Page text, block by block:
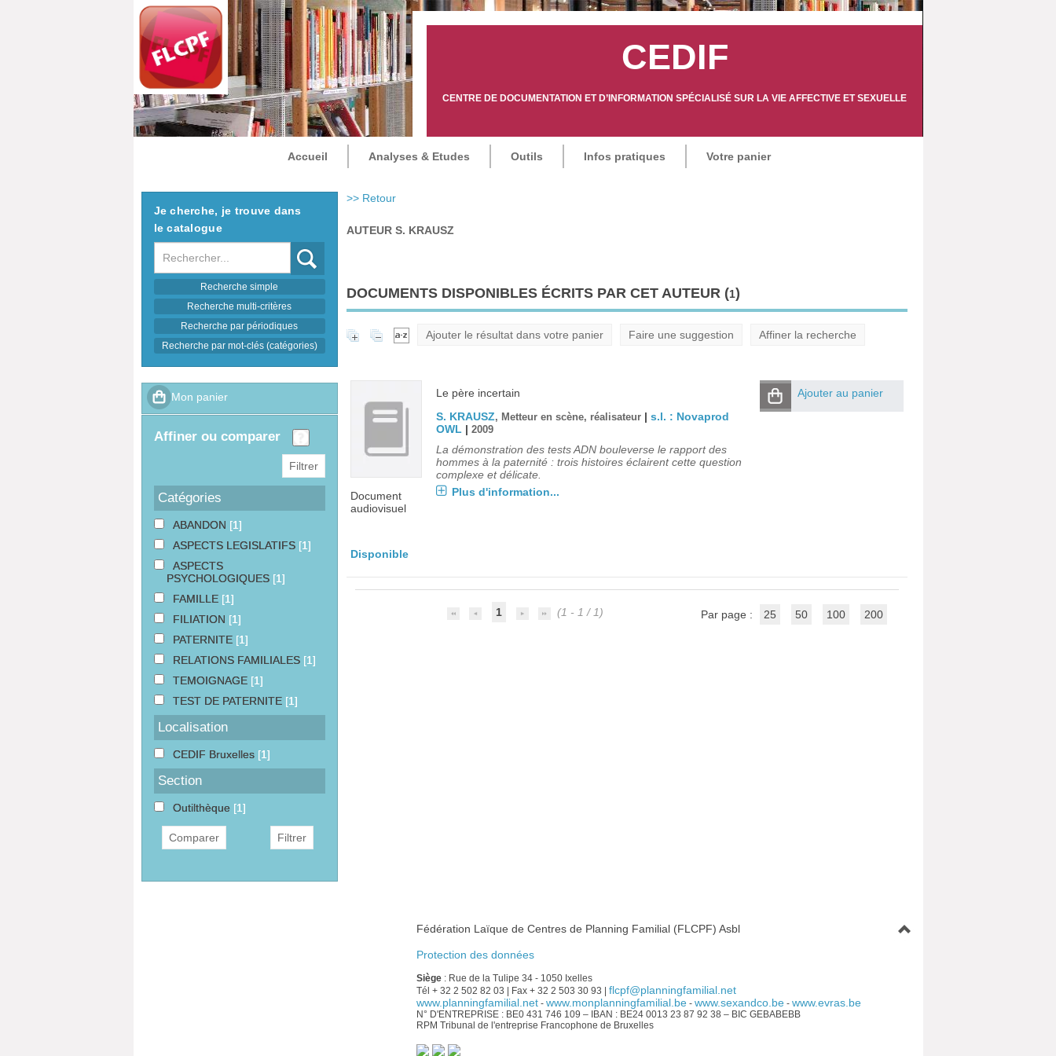
CEDIF
CENTRE DE DOCUMENTATION ET D’INFORMATION SPÉCIALISÉ SUR LA VIE AFFECTIVE ET SEXUELLE
Accueil Analyses & Etudes Outils Infos pratiques Votre panier
>> Retour
AUTEUR S. KRAUSZ
DOCUMENTS DISPONIBLES ÉCRITS PAR CET AUTEUR (1)
Ajouter le résultat dans votre panier Faire une suggestion Affiner la recherche
Document
audiovisuel
Le père incertain
S. KRAUSZ, Metteur en scène, réalisateur | s.l. : Novaprod
OWL | 2009
La démonstration des tests ADN bouleverse le rapport des
hommes à la paternité : trois histoires éclairent cette question
complexe et délicate.
Plus d'information...
Ajouter au panier
Disponible
1 (1 - 1 / 1) Par page : 25 50 100 200
Je cherche, je trouve dans
le catalogue
Recherche
Recherche simple
Recherche multi-critères
Recherche par périodiques
Recherche par mot-clés (catégories)
affiner ou comparer
Catégories
ABANDON [1]
ASPECTS LEGISLATIFS [1]
ASPECTS
PSYCHOLOGIQUES [1]
FAMILLE [1]
FILIATION [1]
PATERNITE [1]
RELATIONS FAMILIALES [1]
TEMOIGNAGE [1]
TEST DE PATERNITE [1]
Localisation
CEDIF Bruxelles [1]
Section
Outilthèque [1]
Fédération Laïque de Centres de Planning Familial (FLCPF) Asbl
Protection des données
Siège: Rue de la Tulipe 34 - 1050 Ixelles
Tél + 32 2 502 82 03 | Fax + 32 2 503 30 93 | flcpf@planningfamilial.net
www.planningfamilial.net- www.monplanningfamilial.be- www.sexandco.be- www.evras.be
N° D'ENTREPRISE : BE0 431 746 109 – IBAN : BE24 0013 23 87 92 38 – BIC GEBABEBB
RPM Tribunal de l'entreprise Francophone de Bruxelles